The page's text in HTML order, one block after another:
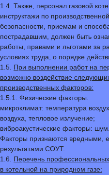
1.4. Также, персонал газовой
инструктажи по
безопасности, приемам и
пострадавшим, должен быть
работы, правами и льготами за
условиях труда, о порядке
1.5. При выполнении работ на
возможно воздействие
производственных факторов:
1.5.1. Физические факторы:
микроклимат: температура
воздуха, тепловое излучение;
виброакустические факторы: шум.
Факторы признаются вредными,
результатами СОУТ.
1.6. Перечень
в котельной на природном газе: